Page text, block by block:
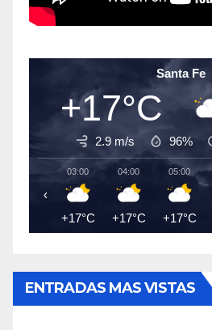
Santa Fe
+17°C
2.9 m/s 96%
03:00
+17°C
04:00
+17°C
05:00
+17°C
‹
ENTRADAS MAS VISTAS